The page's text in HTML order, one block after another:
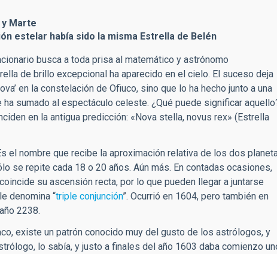
y Marte
estelar había sido la misma Estrella de Belén
busca a toda prisa al matemático y astrónomo
de brillo excepcional ha aparecido en el cielo. El suceso deja
en la constelación de Ofiuco, sino que lo ha hecho junto a una
sumado al espectáculo celeste. ¿Qué puede significar
en la antigua predicción: «Nova stella, novus rex» (Estrella
el nombre que recibe la aproximación relativa de los dos
se repite cada 18 o 20 años. Aún más. En contadas ocasiones,
su ascensión recta, por lo que pueden llegar a juntarse
denomina “triple conjunción”. Ocurrió en 1604, pero también en
2238.
existe un patrón conocido muy del gusto de los astrólogos, y
lo sabía, y justo a finales del año 1603 daba comienzo